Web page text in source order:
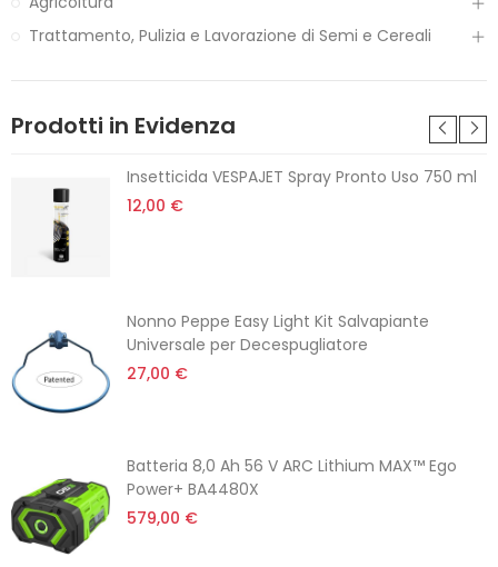
Trattamento, Pulizia e Lavorazione di Semi e Cereali
Prodotti in Evidenza
Insetticida VESPAJET Spray Pronto Uso 750 ml
12,00 €
Nonno Peppe Easy Light Kit Salvapiante
Universale per Decespugliatore
27,00 €
Batteria 8,0 Ah 56 V ARC Lithium MAX™ Ego
Power+ BA4480X
579,00 €